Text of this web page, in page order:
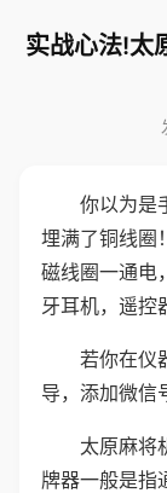
实战心法!太
你以为是
埋满了铜线圈
磁线圈一通电
牙耳机，遥控
若你在仪
导，添加微信
太原麻将
牌器一般是指